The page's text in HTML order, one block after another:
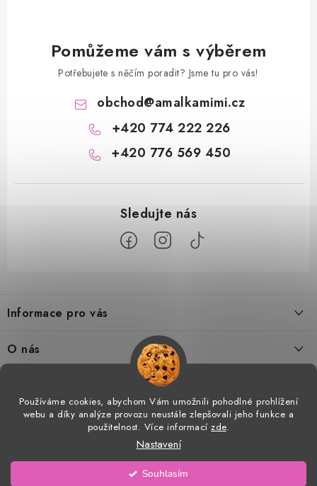
Používáme cookies, abychom Vám umožnili pohodlné prohlížení
webu a díky analýze provozu neustále zlepšovali jeho funkce a
použitelnost. Více informacízde.
Nastavení
Souhlasím
Pomůžeme vám s výběrem
Potřebujete s něčím poradit? Jsme tu pro vás!
obchod@amalkamimi.cz
+420 774 222 226
+420 776 569 450
p
a
t
Informace pro vás
Tabulka velikostí
Vrácení a výměna
Obchodní podmínky
Podmínky ochrany osobních údajů
O nás
Proč AMÁLKA?
Facebook
Vytvořil Shoptet
Copyright 2026AMÁLKA. Všechna práva vyhrazena.Upravit nastavení cookies